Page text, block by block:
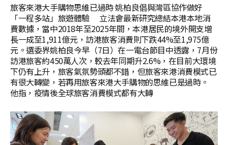
旅客來港大手購物思維已過時 姚柏良倡與灣區協作做好
「一程多站」旅遊體驗 立法會最新研究總結本港本地消
費數據，當中2018年至2025年間，本港居民的境外開支增
長一成至1,911億元，訪港旅客消費則下跌44%至1,975億
元。選委界姚柏良今早（7日）在一電台節目中透露，7月份
訪港旅客約450萬人次，較去年同期升2.6%，在目前大環境
下仍有上升，旅客氣氛勢頭都不錯，但旅客來港消費模式已
有很大轉變，若再用旅客來港大手購物的思維已是過時。
他指，疫情後全球旅客消費模式都有大轉